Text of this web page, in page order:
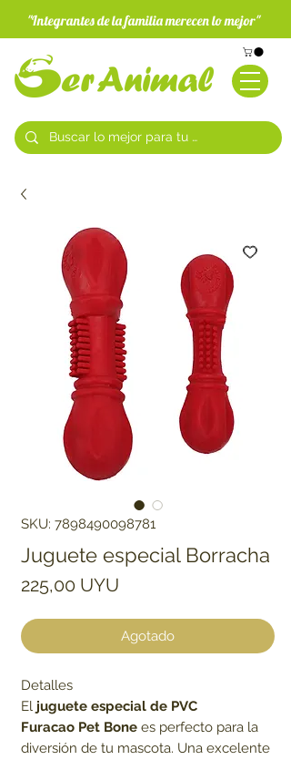
"Integrantes de la familia merecen lo mejor"
SKU: 7898490098781
Juguete especial Borracha
225,00 UYU
Agotado
Detalles
El juguete especial de PVC
Furacao Pet Bone es perfecto para la
diversión de tu mascota. Una excelente